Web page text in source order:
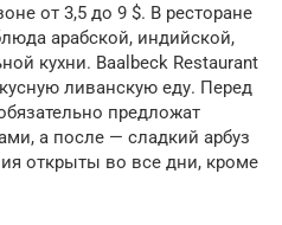
от 3,5 до 9 $. В ресторане
арабской, индийской,
кухни. Baalbeck Restaurant
ливанскую еду. Перед
предложат
а после — сладкий арбуз
открыты во все дни, кроме